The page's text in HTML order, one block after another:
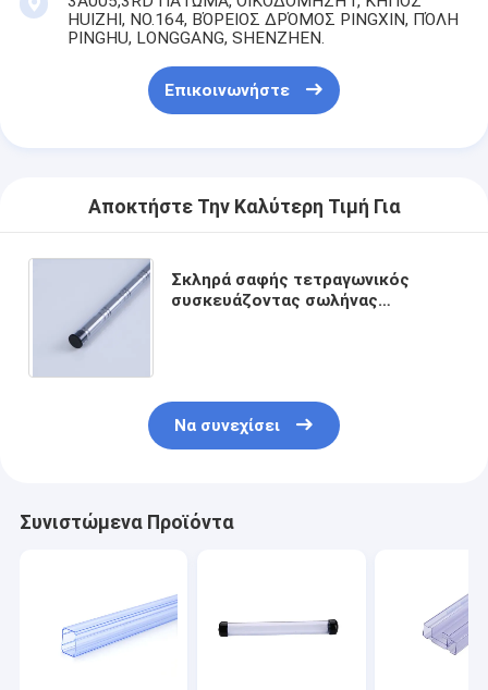
HUIZHI, NO.164, ΒΌΡΕΙΟΣ ΔΡΌΜΟΣ PINGXIN, ΠΌΛΗ
PINGHU, LONGGANG, SHENZHEN.
Επικοινωνήστε
Αποκτήστε Την Καλύτερη Τιμή Για
Σκληρά σαφής τετραγωνικός
συσκευάζοντας σωλήνας
Να συνεχίσει
Συνιστώμενα Προϊόντα